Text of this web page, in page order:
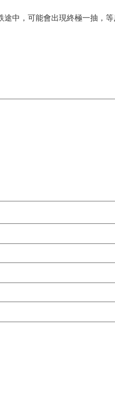
中，可能會出現終極一抽，